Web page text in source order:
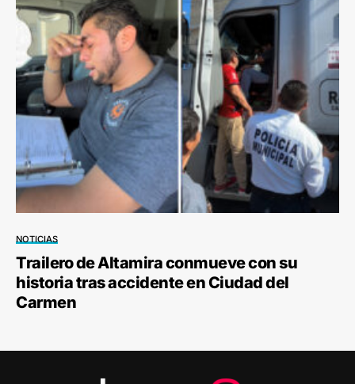
NOTICIAS
Trailero de Altamira conmueve con su
historia tras accidente en Ciudad del
Carmen